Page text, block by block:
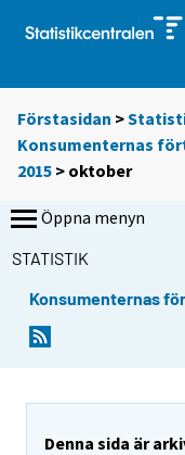
Förstasidan >
Konsumenternas
2015 > oktober
Öppna menyn
STATISTIK
Konsumenternas
Denna sida är